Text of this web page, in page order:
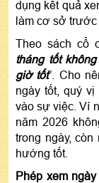
dụng kết quả
làm cơ sở trước
Theo sách cổ
tháng tốt
giờ tốt”. Cho
ngày tốt, quý
vào sự việc. Ví
năm 2026
trong ngày,
hướng tốt.
Phép xem